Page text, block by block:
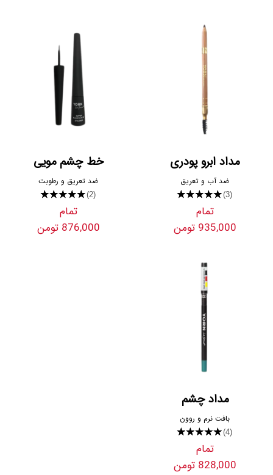
مداد ابرو پودری
ضد آب و تعریق
★★★★★(3)
تمام
935,000 تومن
خط چشم مویی
ضد تعریق و رطوبت
★★★★★(2)
تمام
876,000 تومن
مداد چشم
بافت نرم و روون
★★★★★(4)
تمام
828,000 تومن